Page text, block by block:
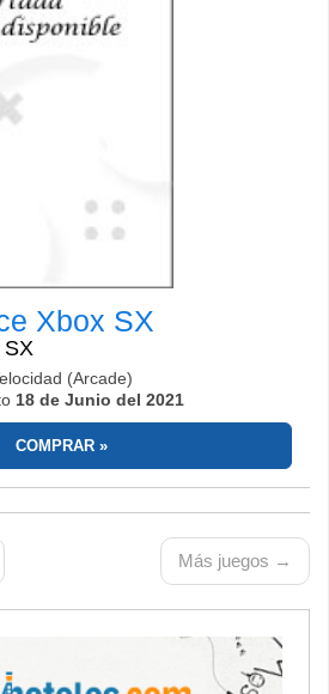
Xbox SX
SX
(Arcade)
18 de Junio del 2021
COMPRAR
Más juegos →